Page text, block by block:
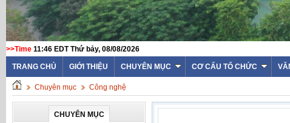
>>Time 11:46 EDT Thứ bảy, 08/08/2026
TRANG CHỦ
GIỚI THIỆU CHUYÊN MỤC CƠ CẤU TỔ CHỨC
Chuyên mục Công nghệ
CHUYÊN MỤC